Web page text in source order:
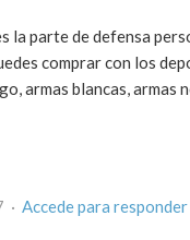
la parte de defensa
comprar con los
armas blancas,
· Accede para responder